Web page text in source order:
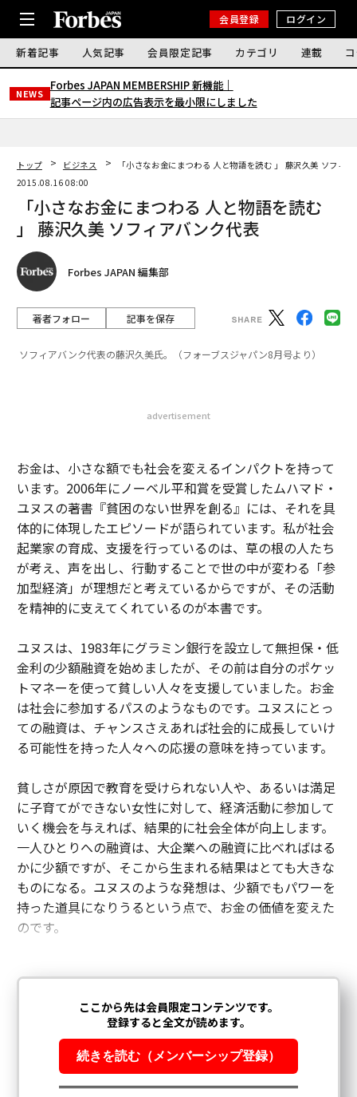
会員登録 ログイン
新着記事 人気記事 会員限定記事 カテゴリ 連載
NEWS
Forbes JAPAN MEMBERSHIP 新機能｜
記事ページ内の広告表示を最小限にしました
トップ ビジネス
「小さなお金にまつわる 人と物語を読む 」 藤沢久美 ソフィ
2015.08.16 08:00
「小さなお金にまつわる 人と物語を読む
」 藤沢久美 ソフィアバンク代表
Forbes JAPAN 編集部
著者フォロー 記事を保存
ソフィアバンク代表の藤沢久美氏。（フォーブスジャパン8月号より）
advertisement
お金は、小さな額でも社会を変えるインパクトを持って
います。2006年にノーベル平和賞を受賞したムハマド・
ユヌスの著書『貧困のない世界を創る』には、それを具
体的に体現したエピソードが語られています。私が社会
起業家の育成、支援を行っているのは、草の根の人たち
が考え、声を出し、行動することで世の中が変わる「参
加型経済」が理想だと考えているからですが、その活動
を精神的に支えてくれているのが本書です。
ユヌスは、1983年にグラミン銀行を設立して無担保・低
金利の少額融資を始めましたが、その前は自分のポケッ
トマネーを使って貧しい人々を支援していました。お金
は社会に参加するパスのようなものです。ユヌスにとっ
ての融資は、チャンスさえあれば社会的に成長していけ
る可能性を持った人々への応援の意味を持っています。
貧しさが原因で教育を受けられない人や、あるいは満足
に子育てができない女性に対して、経済活動に参加して
いく機会を与えれば、結果的に社会全体が向上します。
一人ひとりへの融資は、大企業への融資に比べればはる
かに少額ですが、そこから生まれる結果はとても大きな
ものになる。ユヌスのような発想は、少額でもパワーを
持った道具になりうるという点で、お金の価値を変えた
のです。